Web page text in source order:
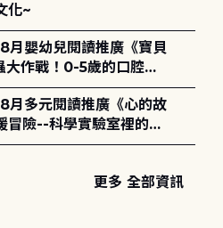
化~
月嬰幼兒閱讀推廣《寶貝
大作戰！0-5歲的口腔照
8月多元閱讀推廣《心的故
險--科學實驗室裡的放
更多 全部資訊